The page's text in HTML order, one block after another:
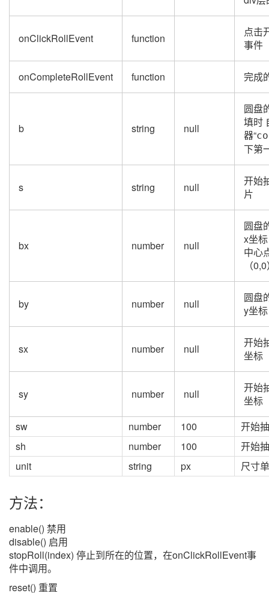
onClickRollEvent function
点击
事件
onCompleteRollEvent function 完成
b string null
圆盘
填时
器“
下第
s string null
开始
片
bx number null
圆盘
x坐
中心
（
by number null
圆盘
y坐标
sx number null
开始
坐标
sy number null
开始
坐标
sw
number 100
开始
sh
number 100
开始
unit
string px 尺寸
方法：
enable() 禁用
disable() 启用
stopRoll(index) 停止到所在的位置，在onClickRollEvent事
件中调用。
reset() 重置